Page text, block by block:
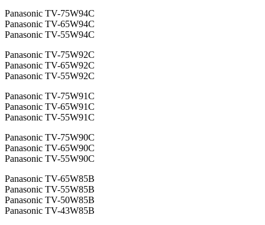
Panasonic TV-75W94C
Panasonic TV-65W94C
Panasonic TV-55W94C
Panasonic TV-75W92C
Panasonic TV-65W92C
Panasonic TV-55W92C
Panasonic TV-75W91C
Panasonic TV-65W91C
Panasonic TV-55W91C
Panasonic TV-75W90C
Panasonic TV-65W90C
Panasonic TV-55W90C
Panasonic TV-65W85B
Panasonic TV-55W85B
Panasonic TV-50W85B
Panasonic TV-43W85B